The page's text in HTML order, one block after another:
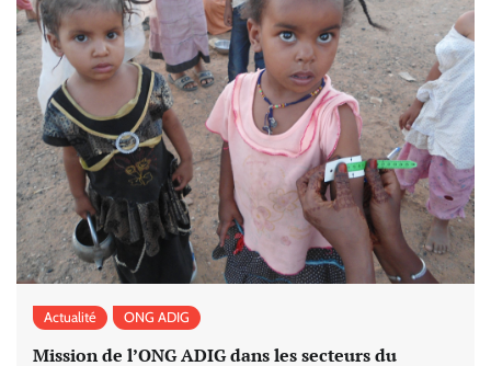
Actualité ONG ADIG
Mission de l’ONG ADIG dans les secteurs du